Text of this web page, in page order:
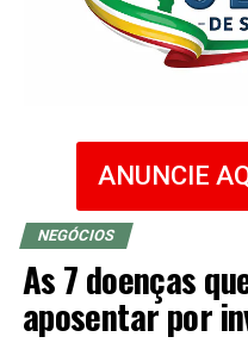
ANUNCIE
NEGÓCIOS
As 7 doenças
aposentar por